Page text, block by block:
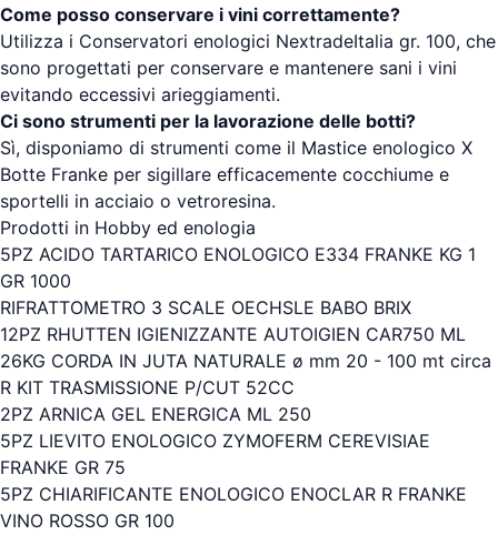
Come posso conservare i vini correttamente?
Utilizza i Conservatori enologici NextradeItalia gr. 100, che
sono progettati per conservare e mantenere sani i vini
evitando eccessivi arieggiamenti.
Ci sono strumenti per la lavorazione delle botti?
Sì, disponiamo di strumenti come il Mastice enologico X
Botte Franke per sigillare efficacemente cocchiume e
sportelli in acciaio o vetroresina.
Prodotti in Hobby ed enologia
5PZ ACIDO TARTARICO ENOLOGICO E334 FRANKE KG 1
GR 1000
RIFRATTOMETRO 3 SCALE OECHSLE BABO BRIX
12PZ RHUTTEN IGIENIZZANTE AUTOIGIEN CAR750 ML
26KG CORDA IN JUTA NATURALE ø mm 20 - 100 mt circa
R KIT TRASMISSIONE P/CUT 52CC
2PZ ARNICA GEL ENERGICA ML 250
5PZ LIEVITO ENOLOGICO ZYMOFERM CEREVISIAE
FRANKE GR 75
5PZ CHIARIFICANTE ENOLOGICO ENOCLAR R FRANKE
VINO ROSSO GR 100